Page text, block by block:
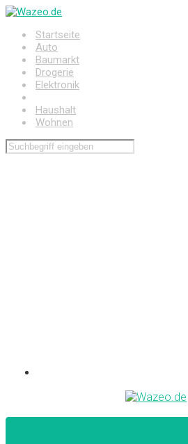
Zum
springenStartseite
Auto
Baumarkt
Drogerie
Elektronik
Haushalt
Wohnen